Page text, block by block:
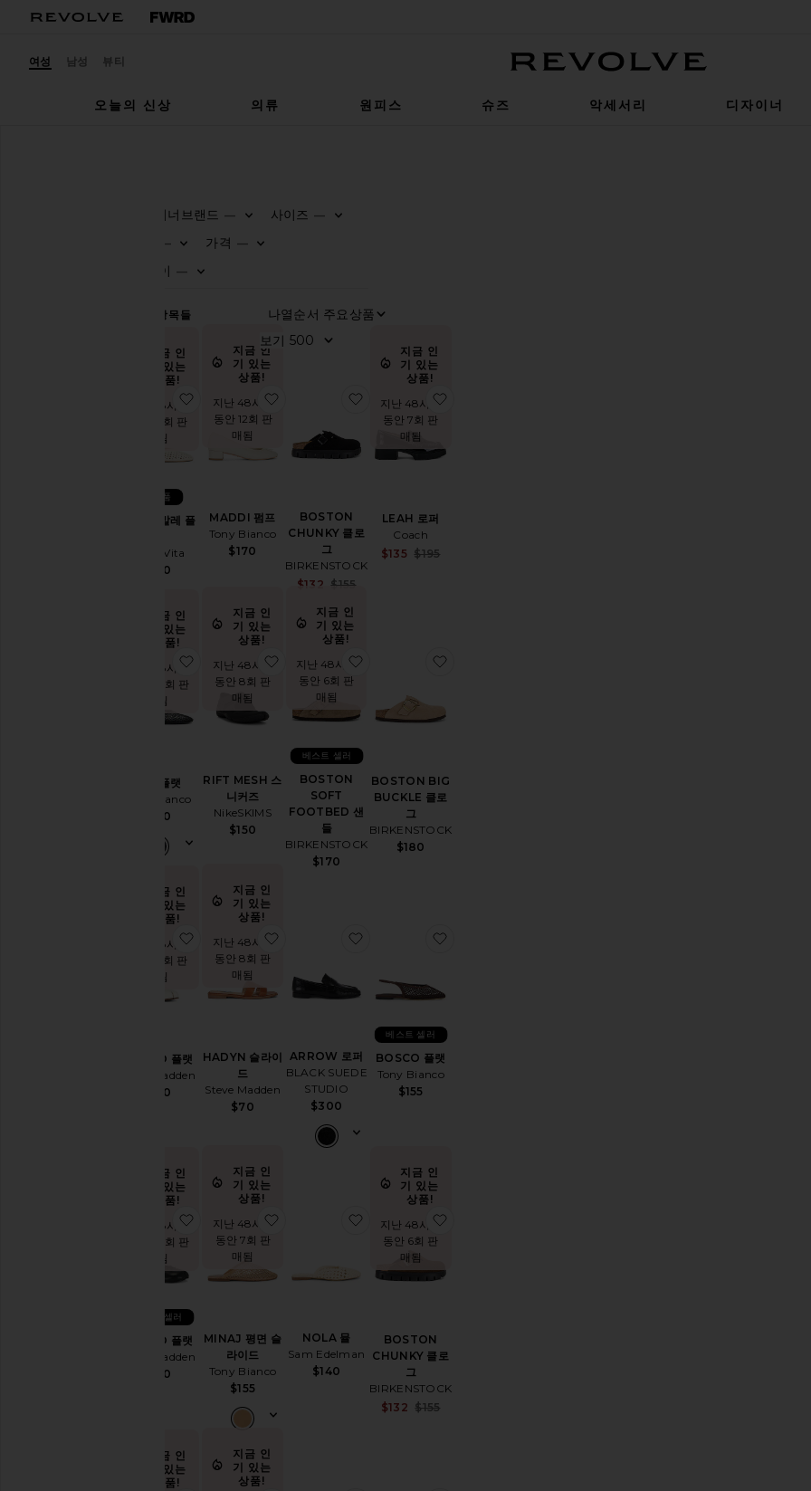
여성 남성 뷰티
오늘의 신상
의류 원피스 슈즈 악세서리 디자이너
디자이너브랜드 —
사이즈 —
—
가격 —
힐 높이 —
항목들
나열순서
지금 인
기 있는
상품!
지난 48시간
동안 12회 판
매됨
MIKEL 발레 플
Dolce Vita
$140
신상품
찜상품MIKEL 발레 플랫
지금 인
기 있는
상품!
지난 48시간
동안 12회 판
매됨
MADDI 펌프
Tony Bianco
$170
찜상품MADDI 펌프
BOSTON
CHUNKY 클로
그
BIRKENSTOCK
$132 $155
찜상품BOSTON CHUNKY 클로그
지금 인
기 있는
상품!
지난 48시간
동안 7회 판
매됨
LEAH 로퍼
Coach
$135 $195
지금 인
기 있는
상품!
지난 48시간
동안 24회 판
매됨
MIA 플랫
Tony Bianco
$160
찜상품MIA 플랫
지금 인
기 있는
상품!
지난 48시간
동안 8회 판
매됨
RIFT MESH 스
니커즈
NikeSKIMS
$150
찜상품RIFT MESH 스니커즈
지금 인
기 있는
상품!
지난 48시간
동안 6회 판
매됨
BOSTON
SOFT
FOOTBED 샌
들
BIRKENSTOCK
$170
베스트 셀러
찜상품BOSTON SOFT FOOTBED 샌들
BOSTON BIG
BUCKLE 클로
그
BIRKENSTOCK
$180
지금 인
기 있는
상품!
지난 48시간
동안 14회 판
매됨
CALICO 플랫
Steve Madden
$120
찜상품CALICO 플랫
지금 인
기 있는
상품!
지난 48시간
동안 8회 판
매됨
HADYN 슬라이
드
Steve Madden
$70
찜상품HADYN 슬라이드
ARROW 로퍼
BLACK SUEDE
STUDIO
$300
찜상품ARROW 로퍼
BOSCO 플랫
Tony Bianco
$155
베스트 셀러
지금 인
기 있는
상품!
지난 48시간
동안 28회 판
매됨
CALICO 플랫
Steve Madden
$120
베스트 셀러
찜상품CALICO 플랫
지금 인
기 있는
상품!
지난 48시간
동안 7회 판
매됨
MINAJ 평면 슬
라이드
Tony Bianco
$155
찜상품MINAJ 평면 슬라이드
NOLA 뮬
Sam Edelman
$140
찜상품NOLA 뮬
지금 인
기 있는
상품!
지난 48시간
동안 6회 판
매됨
BOSTON
CHUNKY 클로
그
BIRKENSTOCK
$132 $155
지금 인
기 있는
상품!
지금 인
기 있는
상품!